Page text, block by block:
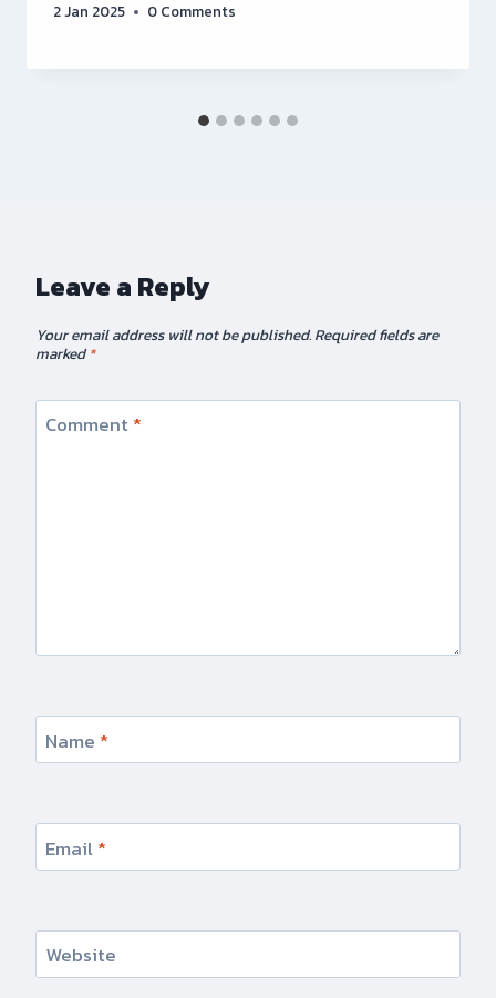
2 Jan 2025 0 Comments
Leave a Reply
Your email address will not be published. Required fields are
marked*
Comment *
Name *
Email*
Website